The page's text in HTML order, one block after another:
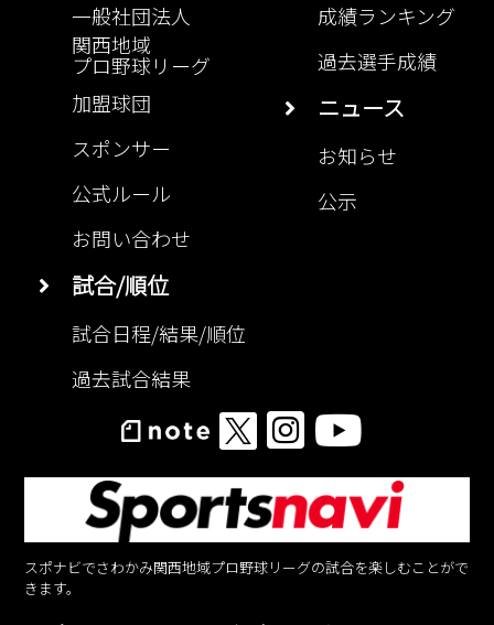
一般社団法人
関西地域
プロ野球リーグ
加盟球団
スポンサー
公式ルール
お問い合わせ
試合/順位
試合日程/結果/順位
過去試合結果
成績ランキング
過去選手成績
ニュース
お知らせ
公示
スポナビでさわかみ関西地域プロ野球リーグの試合を楽しむことがで
きます。